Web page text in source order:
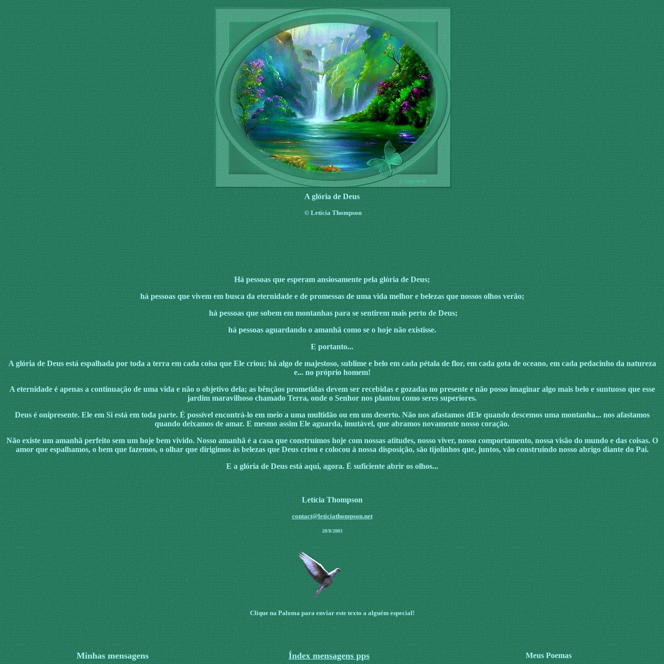
A glória de Deus
©Letícia Thompson
Há pessoas que esperam ansiosamente pela glória de Deus;
há pessoas que vivem em busca da eternidade e de promessas de uma vida melhor e belezas que nossos olhos verão;
há pessoas que sobem em montanhas para se sentirem mais perto de Deus;
há pessoas aguardando o amanhã como se o hoje não existisse.
E portanto...
A glória de Deus está espalhada por toda a terra em cada coisa que Ele criou; há algo de majestoso, sublime e belo em cada pétala de flor, em cada gota de oceano, em cada pedacinho da natureza
e... no próprio homem!
A eternidade é apenas a continuação de uma vida e não o objetivo dela; as bênçãos prometidas devem ser recebidas e gozadas no presente e não posso imaginar algo mais belo e suntuoso que esse
jardim maravilhoso chamado Terra, onde o Senhor nos plantou como seres superiores.
Deus é onipresente. Ele em Si está em toda parte. É possível encontrá-lo em meio a uma multidão ou em um deserto. Não nos afastamos dEle quando descemos uma montanha... nos afastamos
quando deixamos de amar. E mesmo assim Ele aguarda, imutável, que abramos novamente nosso coração.
Não existe um amanhã perfeito sem um hoje bem vivido. Nosso amanhã é a casa que construímos hoje com nossas atitudes, nosso viver, nosso comportamento, nossa visão do mundo e das coisas. O
amor que espalhamos, o bem que fazemos, o olhar que dirigimos às belezas que Deus criou e colocou à nossa disposição, são tijolinhos que, juntos, vão construindo nosso abrigo diante do Pai.
E a glória de Deus está aqui, agora. É suficiente abrir os olhos...
Letícia Thompson
contact@leticiathompson.net
20/8/2003
Clique na Paloma para enviar este texto a alguém especial!
Minhas mensagens Índex mensagens pps Meus Poemas